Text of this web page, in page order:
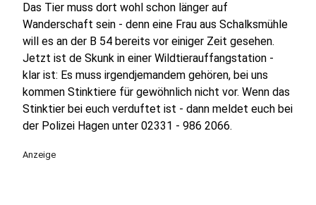
Das Tier muss dort wohl schon länger auf
Wanderschaft sein - denn eine Frau aus Schalksmühle
will es an der B 54 bereits vor einiger Zeit gesehen.
Jetzt ist de Skunk in einer Wildtierauffangstation -
klar ist: Es muss irgendjemandem gehören, bei uns
kommen Stinktiere für gewöhnlich nicht vor. Wenn das
Stinktier bei euch verduftet ist - dann meldet euch bei
der Polizei Hagen unter 02331 - 986 2066.
Anzeige